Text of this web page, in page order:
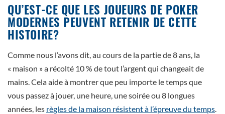
QU’EST-CE QUE LES JOUEURS DE POKER
MODERNES PEUVENT RETENIR DE CETTE
HISTOIRE?
Comme nous l’avons dit, au cours de la partie de 8 ans, la
« maison » a récolté 10 % de tout l’argent qui changeait de
mains. Cela aide à montrer que peu importe le temps que
vous passez à jouer, une heure, une soirée ou 8 longues
années, les règles de la maison résistent à l’épreuve du temps.